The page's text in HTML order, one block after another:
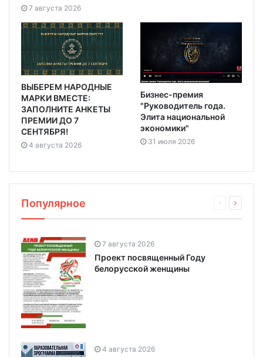
7 августа 2026
ВЫБЕРЕМ НАРОДНЫЕ
МАРКИ ВМЕСТЕ:
ЗАПОЛНИТЕ АНКЕТЫ
ПРЕМИИ ДО 7
СЕНТЯБРЯ!
4 августа 2026
Бизнес-премия
"Руководитель года.
Элита национальной
экономики"
31 июля 2026
Популярное
7 августа 2026
Проект посвященный Году
белорусской женщины
4 августа 2026